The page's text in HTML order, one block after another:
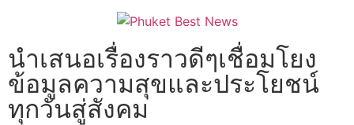
นำเสนอเรื่องราวดีๆเชื่อมโยง
ข้อมูลความสุขและประโยชน์
ทุกวันสู่สังคม